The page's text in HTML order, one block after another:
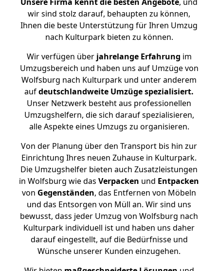
wir sind stolz darauf, behaupten zu können,
Ihnen die beste Unterstützung für Ihren Umzug
nach Kulturpark bieten zu können.
Wir verfügen überjahrelange Erfahrung im
Umzugsbereich und haben uns auf Umzüge von
Wolfsburg nach Kulturpark und unter anderem
aufdeutschlandweite Umzüge spezialisiert.
Unser Netzwerk besteht aus professionellen
Umzugshelfern, die sich darauf spezialisieren,
alle Aspekte eines Umzugs zu organisieren.
Von der Planung über den Transport bis hin zur
Einrichtung Ihres neuen Zuhause in Kulturpark.
Die Umzugshelfer bieten auch Zusatzleistungen
in Wolfsburg wie das Verpacken und Entpacken
von Gegenständen, das Entfernen von Möbeln
und das Entsorgen von Müll an. Wir sind uns
bewusst, dass jeder Umzug von Wolfsburg nach
Kulturpark individuell ist und haben uns daher
darauf eingestellt, auf die Bedürfnisse und
Wünsche unserer Kunden einzugehen.